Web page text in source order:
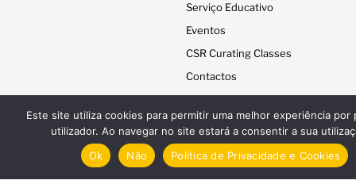
Serviço Educativo
Eventos
CSR Curating Classes
Contactos
Mecenas Fundadores
Mecenas
Parceiros
Este site utiliza cookies para permitir uma melhor experiência por
utilizador. Ao navegar no site estará a consentir a sua
Ok
Não Política de Privacidade e Cookies